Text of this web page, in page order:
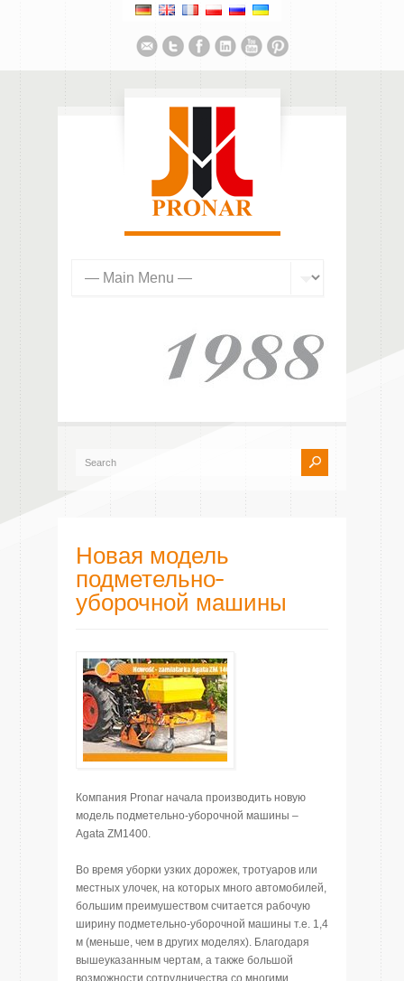
Новая модель
подметельно-
уборочной машины
Компания Pronar начала производить новую
модель подметельно-yборочной машины –
Agata ZM1400.
Во время уборки узких дорожек, тротуаров или
местных улочек, на которых много автомобилей,
большим преимушеством считается рабочую
ширину подметельно-уборочной машины т.е. 1,4
м (меньше, чем в других моделях). Благодаря
вышеуказанным чертaм, а также большой
возможности сотрудничества сo многими